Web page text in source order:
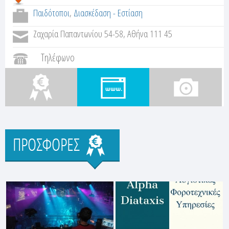
Παιδότοποι, Διασκέδαση - Εστίαση
Ζαχαρία Παπαντωνίου 54-58, Αθήνα 111 45
Τηλέφωνο